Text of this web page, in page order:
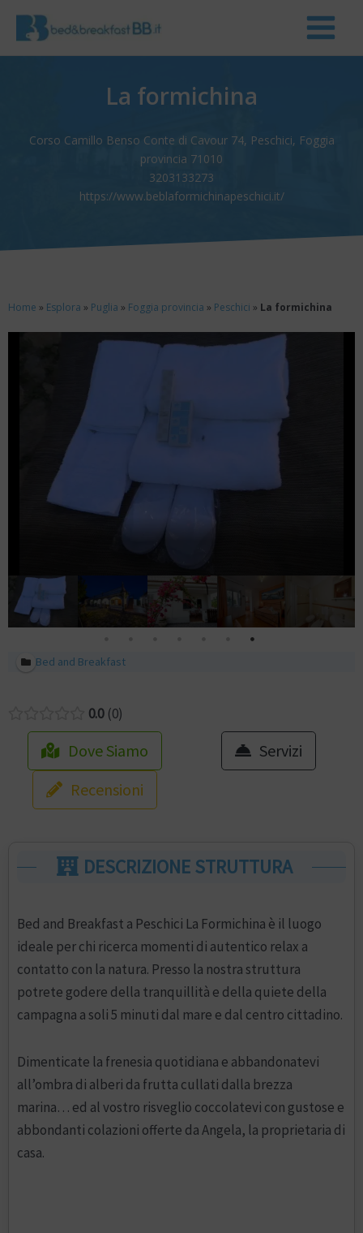
La formichina
Corso Camillo Benso Conte di Cavour 74, Peschici, Foggia
provincia 71010
3203133273
https://www.beblaformichinapeschici.it/
Home » Esplora » Puglia » Foggia provincia » Peschici » La formichina
Bed and Breakfast
0.0 0
Dove Siamo
Servizi
Recensioni
DESCRIZIONE STRUTTURA
Bed and Breakfast a Peschici La Formichina è il luogo
ideale per chi ricerca momenti di autentico relax a
contatto con la natura. Presso la nostra struttura
potrete godere della tranquillità e della quiete della
campagna a soli 5 minuti dal mare e dal centro cittadino.
Dimenticate la frenesia quotidiana e abbandonatevi
all’ombra di alberi da frutta cullati dalla brezza
marina… ed al vostro risveglio coccolatevi con gustose e
abbondanti colazioni offerte da Angela, la proprietaria di
casa.